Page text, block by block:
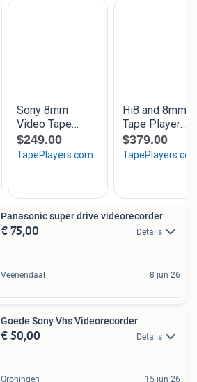
Panasonic super drive videorecorder
€ 75,00 Details
Veenendaal 8 jun 26
Goede Sony Vhs Videorecorder
€ 50,00 Details
Groningen 15 jun 26